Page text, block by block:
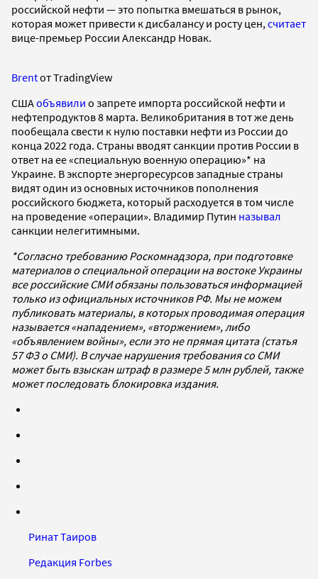
российской нефти — это попытка вмешаться в рынок,
которая может привести к дисбалансу и росту цен, считает
вице-премьер России Александр Новак.
Brentот TradingView
СШАобъявили о запрете импорта российской нефти и
нефтепродуктов 8 марта. Великобритания в тот же день
пообещала свести к нулю поставки нефти из России до
конца 2022 года. Страны вводят санкции против России в
ответ на ее «специальную военную операцию»* на
Украине. В экспорте энергоресурсов западные страны
видят один из основных источников пополнения
российского бюджета, который расходуется в том числе
на проведение «операции». Владимир Путин называл
санкции нелегитимными.
*Согласно требованию Роскомнадзора, при подготовке
материалов о специальной операции на востоке Украины
все российские СМИ обязаны пользоваться информацией
только из официальных источников РФ. Мы не можем
публиковать материалы, в которых проводимая операция
называется «нападением», «вторжением», либо
«объявлением войны», если это не прямая цитата (статья
57 ФЗ о СМИ). В случае нарушения требования со СМИ
может быть взыскан штраф в размере 5 млн рублей, также
может последовать блокировка издания.
Ринат Таиров
Редакция Forbes